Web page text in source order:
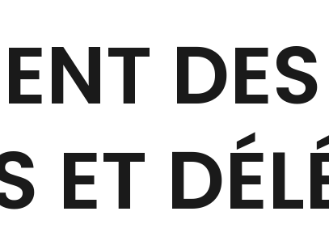
DES
ET